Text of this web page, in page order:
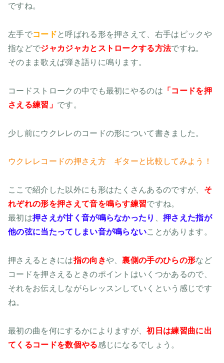
ですね。
左手でコードと呼ばれる形を押さえて、右手はピックや
指などでジャカジャカとストロークする方法ですね。
そのまま歌えば弾き語りに鳴ります。
コードストロークの中でも最初にやるのは 「コードを押
さえる練習」 です。
少し前にウクレレのコードの形について書きました。
ウクレレコードの押さえ方 ギターと比較してみよう！
ここで紹介した以外にも形はたくさんあるのですが、 そ
れぞれの形を押さえて音を鳴らす練習ですね。
最初は押さえが甘く音が鳴らなかったり 、押さえた指が
他の弦に当たってしまい音が鳴らないことがあります。
押さえるときには指の向きや、裏側の手のひらの形など
コードを押さえるときのポイントはいくつかあるので、
それをお伝えしながらレッスンしていくという感じです
ね。
最初の曲を何にするかによりますが、初日は練習曲に出
てくるコードを数個やる感じになるでしょう。